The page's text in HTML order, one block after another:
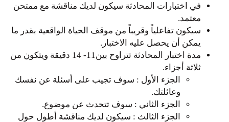
في اختبارات المحادثة سيكون لديك مناقشة مع ممتحن
معتمد.
سيكون تفاعلياً وقريباً من موقف الحياة الواقعية بقدر ما
يمكن أن يحصل عليه الاختبار.
مدة اختبار المحادثة تتراوح بين11- 14 دقيقة ويتكون من
ثلاثة أجزاء.
الجزء الأول : سوف تجيب على أسئلة عن نفسك
وعائلتك.
الجزء الثاني : سوف تتحدث عن موضوع.
الجزء الثالث : سيكون لديك مناقشة أطول حول